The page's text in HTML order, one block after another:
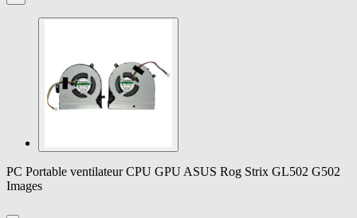
PC Portable ventilateur CPU GPU ASUS Rog Strix GL502 G502
Images